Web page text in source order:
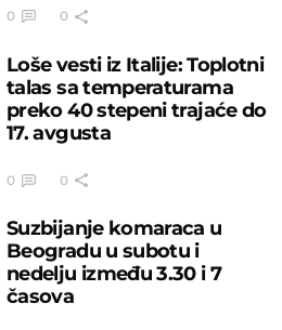
0 0
Loše vesti iz Italije: Toplotni
talas sa temperaturama
preko 40 stepeni trajaće do
17. avgusta
0 0
Suzbijanje komaraca u
Beogradu u subotu i
nedelju između 3.30 i 7
časova